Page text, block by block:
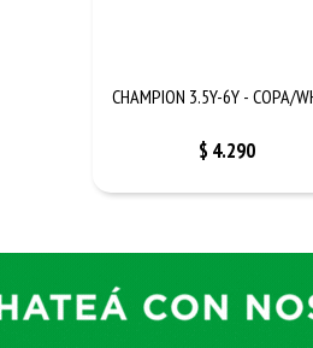
CHAMPION 3.5Y-6Y - COPA/
$ 4.290